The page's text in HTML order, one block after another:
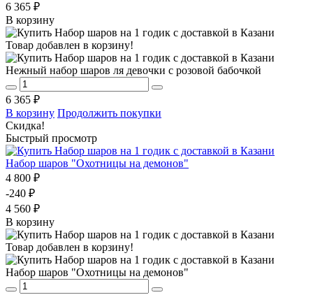
6 365 ₽
В корзину
Товар добавлен в корзину!
Нежный набор шаров ля девочки с розовой бабочкой
6 365 ₽
В корзину Продолжить покупки
Скидка!
Быстрый просмотр
Набор шаров "Охотницы на демонов"
4 800 ₽
-240 ₽
4 560 ₽
В корзину
Товар добавлен в корзину!
Набор шаров "Охотницы на демонов"